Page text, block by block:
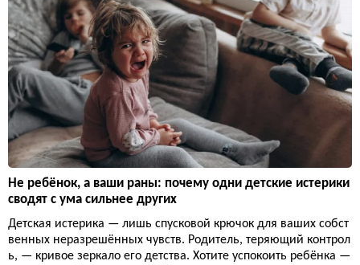
Не ребёнок, а ваши раны: почему одни детские истерики
сводят с ума сильнее других
Детская истерика — лишь спусковой крючок для ваших собст
венных неразрешённых чувств. Родитель, теряющий контрол
ь, — кривое зеркало его детства. Хотите успокоить ребёнка —